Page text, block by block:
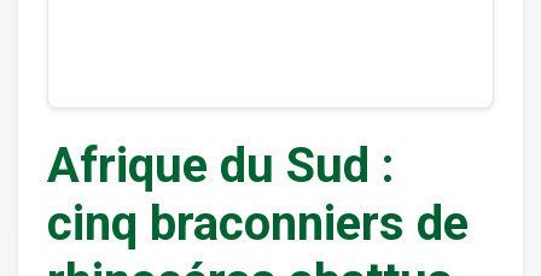
Afrique du Sud :
cinq braconniers de